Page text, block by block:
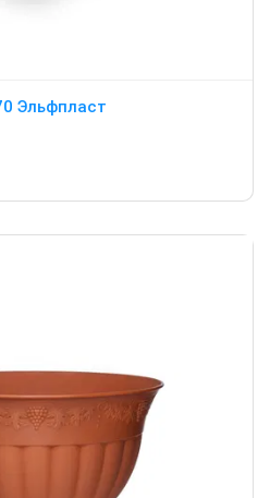
Эльфпласт